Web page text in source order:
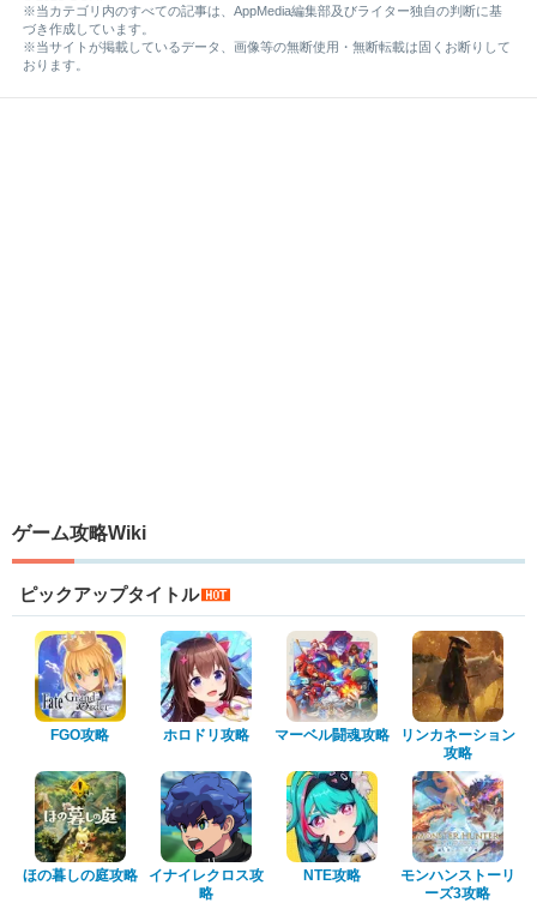
※当カテゴリ内のすべての記事は、AppMedia編集部及びライター独自の判断に基
づき作成しています。
※当サイトが掲載しているデータ、画像等の無断使用・無断転載は固くお断りして
おります。
ゲーム攻略Wiki
ピックアップタイトル
FGO攻略 ホロドリ攻略 マーベル闘魂攻略
リンカネーション
攻略
ほの暮しの庭攻略
イナイレクロス攻
略
NTE攻略
モンハンストーリ
ーズ3攻略